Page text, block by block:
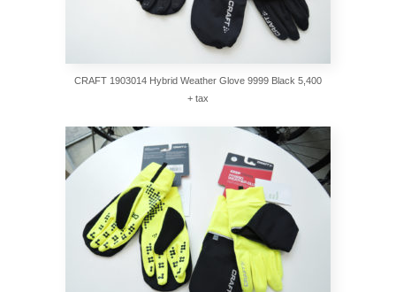
CRAFT 1903014 Hybrid Weather Glove 9999 Black 5,400
+ tax